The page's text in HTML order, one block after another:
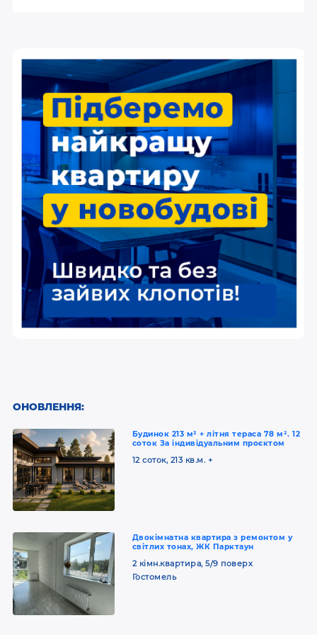
ОНОВЛЕННЯ:
Будинок 213 м² + літня тераса 78 м². 12
соток За індивідуальним проєктом
12 соток, 213 кв.м. +
Двокімнатна квартира з ремонтом у
світлих тонах, ЖК Парктаун
2 кімн.квартира, 5/9 поверх
Гостомель